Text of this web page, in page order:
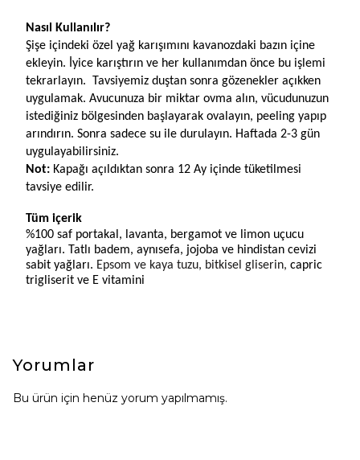
Nasıl Kullanılır?
Şişe içindeki özel yağ karışımını kavanozdaki bazın içine
ekleyin. İyice karıştırın ve her kullanımdan önce bu işlemi
tekrarlayın.  Tavsiyemiz duştan sonra gözenekler açıkken
uygulamak. Avucunuza bir miktar ovma alın, vücudunuzun
istediğiniz bölgesinden başlayarak ovalayın, peeling yapıp
arındırın. Sonra sadece su ile durulayın. Haftada 2-3 gün
uygulayabilirsiniz.
Not: Kapağı açıldıktan sonra 12 Ay içinde tüketilmesi
tavsiye edilir.
Tüm içerik
%100 saf portakal, lavanta, bergamot ve limon uçucu
yağları. Tatlı badem, aynısefa, jojoba ve hindistan cevizi
sabit yağları. Epsom ve kaya tuzu, bitkisel gliserin, capric
trigliserit ve E vitamini
Yorumlar
Bu ürün için henüz yorum yapılmamış.